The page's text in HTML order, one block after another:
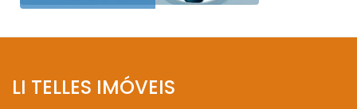
LI TELLES IMÓVEIS